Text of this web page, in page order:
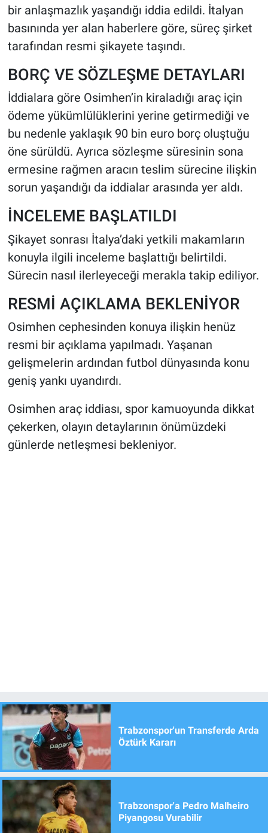
bir anlaşmazlık yaşandığı iddia edildi. İtalyan
basınında yer alan haberlere göre, süreç şirket
tarafından resmi şikayete taşındı.
BORÇ VE SÖZLEŞME DETAYLARI
İddialara göre Osimhen’in kiraladığı araç için
ödeme yükümlülüklerini yerine getirmediği ve
bu nedenle yaklaşık 90 bin euro borç oluştuğu
öne sürüldü. Ayrıca sözleşme süresinin sona
ermesine rağmen aracın teslim sürecine ilişkin
sorun yaşandığı da iddialar arasında yer aldı.
İNCELEME BAŞLATILDI
Şikayet sonrası İtalya’daki yetkili makamların
konuyla ilgili inceleme başlattığı belirtildi.
Sürecin nasıl ilerleyeceği merakla takip ediliyor.
RESMİ AÇIKLAMA BEKLENİYOR
Osimhen cephesinden konuya ilişkin henüz
resmi bir açıklama yapılmadı. Yaşanan
gelişmelerin ardından futbol dünyasında konu
geniş yankı uyandırdı.
Osimhen araç iddiası, spor kamuoyunda dikkat
çekerken, olayın detaylarının önümüzdeki
günlerde netleşmesi bekleniyor.
Trabzonspor'un Transferde Arda
Öztürk Kararı
Trabzonspor'a Pedro Malheiro
Piyangosu Vurabilir